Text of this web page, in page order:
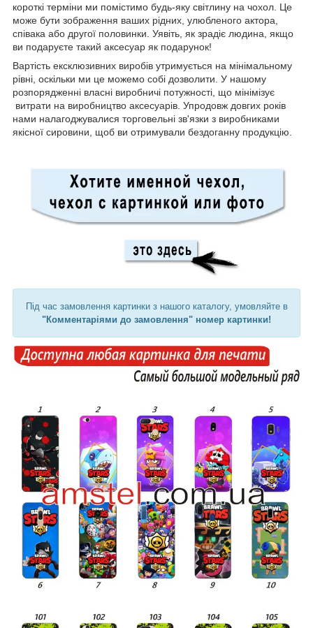
короткі терміни ми помістимо будь-яку світлину на чохол. Це
може бути зображення ваших рідних, улюбленого актора,
співака або другої половинки. Уявіть, як зрадіє людина, якщо
ви подаруєте такий аксесуар як подарунок!
Вартість ексклюзивних виробів утримується на мінімальному
рівні, оскільки ми це можемо собі дозволити. У нашому
розпорядженні власні виробничі потужності, що мінімізує
витрати на виробництво аксесуарів. Упродовж довгих років
нами налагоджувалися торговельні зв'язки з виробниками
якісної сировини, щоб ви отримували бездоганну продукцію.
Під час замовлення картинки з нашого каталогу, умовляйте в
"Комментаріями до замовлення" номер картинки!